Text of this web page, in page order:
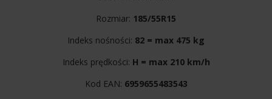
Rozmiar: 185/55R15
Indeks nośności: 82 = max 475 kg
Indeks prędkości: H = max 210 km/h
Kod EAN: 6959655483543